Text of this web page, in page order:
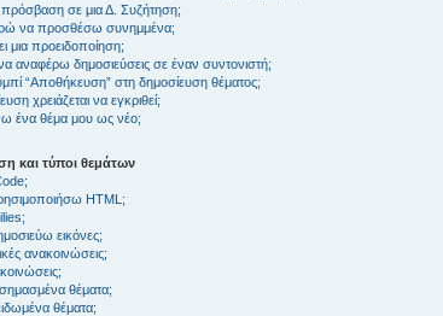
πρόσβαση σε μια Δ. Συζήτηση;
να προσθέσω συνημμένα;
μια προειδοποίηση;
αναφέρω δημοσιεύσεις σε έναν συντονιστή;
“Αποθήκευση” στη δημοσίευση θέματος;
χρειάζεται να εγκριθεί;
ένα θέμα μου ως νέο;
και τύποι θεμάτων
HTML;
εικόνες;
ανακοινώσεις;
θέματα;
θέματα;